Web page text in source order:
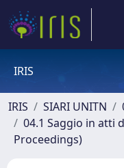
IRIS
IRIS SIARI UNITN
04.1 Saggio in atti
Proceedings)